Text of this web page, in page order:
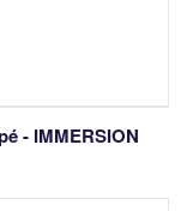
- IMMERSION